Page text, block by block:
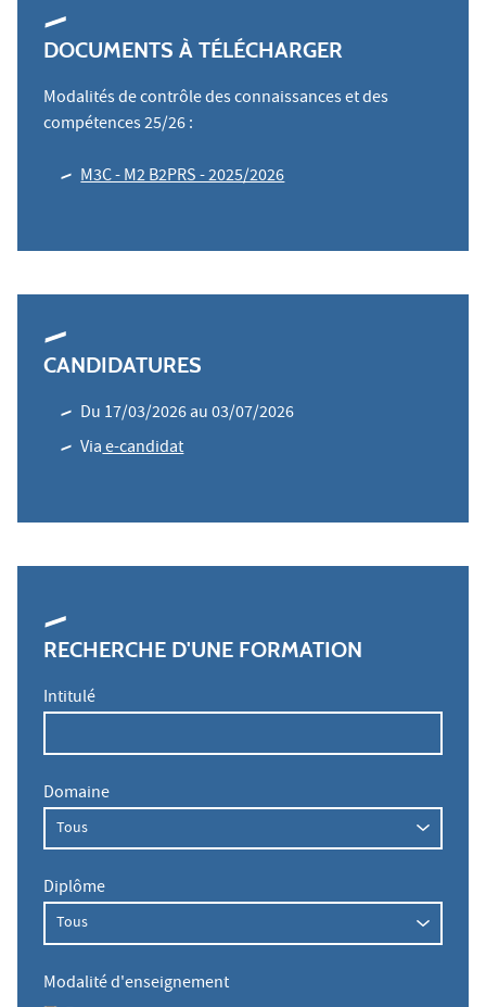
DOCUMENTS À TÉLÉCHARGER
Modalités de contrôle des connaissances et des
compétences 25/26 :
M3C - M2 B2PRS - 2025/2026
CANDIDATURES
Du 17/03/2026 au 03/07/2026
Viae-candidat
RECHERCHE D'UNE FORMATION
Intitulé
Domaine
Diplôme
Modalité d'enseignement